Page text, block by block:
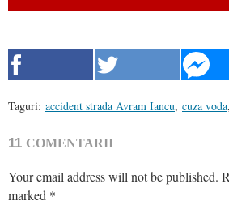
Taguri: accident strada Avram Iancu, cuza voda,
11 COMENTARII
Your email address will not be published.
marked *